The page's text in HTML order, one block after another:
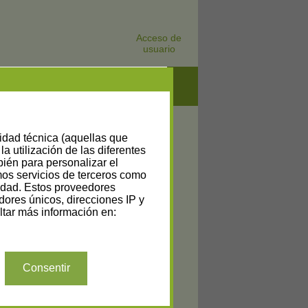
Acceso de
usuario
técnica (aquellas que
utilización de las diferentes
para personalizar el
servicios de terceros como
Estos proveedores
únicos, direcciones IP y
más información en:
Consentir